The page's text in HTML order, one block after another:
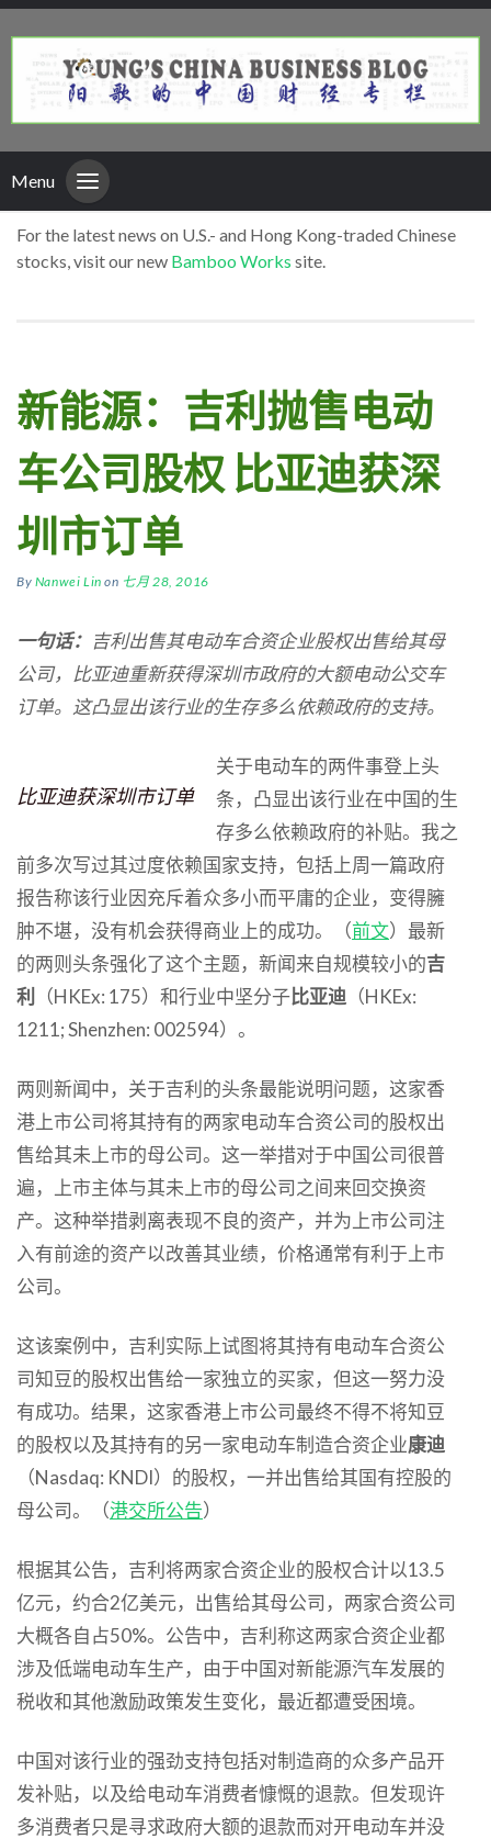
Menu
For the latest news on U.S.- and Hong Kong-traded Chinese
stocks, visit our new Bamboo Works site.
新能源：吉利抛售电动
车公司股权 比亚迪获深
圳市订单
By Nanwei Lin on 七月 28, 2016
一句话： 吉利出售其电动车合资企业股权出售给其母
公司， 比亚迪重新获得深圳市政府的大额电动公交车
订单。 这凸显出该行业的生存多么依赖政府的支持。
比亚迪获深圳市订单
关于电动车的两件事登上头
条，凸显出该行业在中国的生
存多么依赖政府的补贴。我之
前多次写过其过度依赖国家支持，包括上周一篇政府
报告称该行业因充斥着众多小而平庸的企业，变得臃
肿不堪，没有机会获得商业上的成功。（前文）最新
的两则头条强化了这个主题，新闻来自规模较小的吉
利
（HKEx: 175）和行业中坚分子比亚迪 （HKEx:
1211; Shenzhen: 002594）。
两则新闻中，关于吉利的头条最能说明问题，这家香
港上市公司将其持有的两家电动车合资公司的股权出
售给其未上市的母公司。这一举措对于中国公司很普
遍，上市主体与其未上市的母公司之间来回交换资
产。这种举措剥离表现不良的资产，并为上市公司注
入有前途的资产以改善其业绩，价格通常有利于上市
公司。
这该案例中，吉利实际上试图将其持有电动车合资公
司知豆的股权出售给一家独立的买家，但这一努力没
有成功。结果，这家香港上市公司最终不得不将知豆
的股权以及其持有的另一家电动车制造合资企业康迪
（Nasdaq: KNDI）的股权，一并出售给其国有控股的
母公司。（港交所公告）
根据其公告，吉利将两家合资企业的股权合计以13.5
亿元，约合2亿美元，出售给其母公司，两家合资公司
大概各自占50%。公告中，吉利称这两家合资企业都
涉及低端电动车生产，由于中国对新能源汽车发展的
税收和其他激励政策发生变化，最近都遭受困境。
中国对该行业的强劲支持包括对制造商的众多产品开
发补贴，以及给电动车消费者慷慨的退款。但发现许
多消费者只是寻求政府大额的退款而对开电动车并没